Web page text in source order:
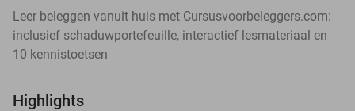
Leer beleggen vanuit huis met Cursusvoorbeleggers.com:
inclusief schaduwportefeuille, interactief lesmateriaal en
10 kennistoetsen
Highlights